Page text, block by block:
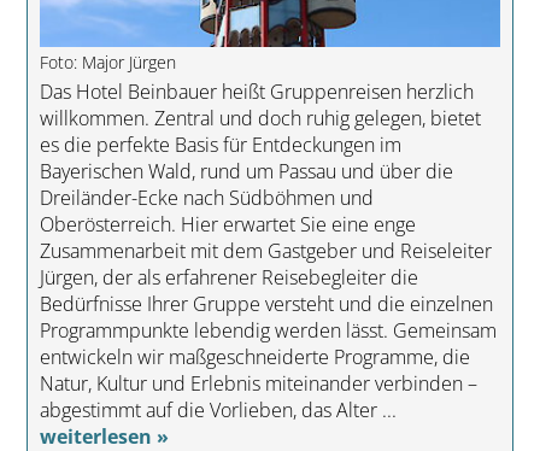
Foto: Major Jürgen
Das Hotel Beinbauer heißt Gruppenreisen herzlich
willkommen. Zentral und doch ruhig gelegen, bietet
es die perfekte Basis für Entdeckungen im
Bayerischen Wald, rund um Passau und über die
Dreiländer-Ecke nach Südböhmen und
Oberösterreich. Hier erwartet Sie eine enge
Zusammenarbeit mit dem Gastgeber und Reiseleiter
Jürgen, der als erfahrener Reisebegleiter die
Bedürfnisse Ihrer Gruppe versteht und die einzelnen
Programmpunkte lebendig werden lässt. Gemeinsam
entwickeln wir maßgeschneiderte Programme, die
Natur, Kultur und Erlebnis miteinander verbinden –
abgestimmt auf die Vorlieben, das Alter ...
weiterlesen »